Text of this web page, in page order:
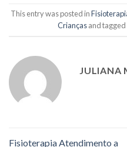
This entry was posted in
Criançasand tagged
JULIANA
Fisioterapia Atendimento a